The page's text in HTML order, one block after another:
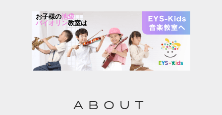
お子様の池袋
バイオリン教室は
ABOUT